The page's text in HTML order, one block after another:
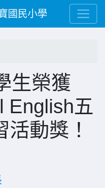
國民小學
生榮獲
English五
動獎！